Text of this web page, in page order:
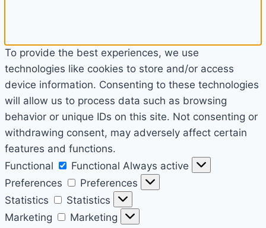
To provide the best experiences, we use
technologies like cookies to store and/or access
device information. Consenting to these technologies
will allow us to process data such as browsing
behavior or unique IDs on this site. Not consenting or
withdrawing consent, may adversely affect certain
features and functions.
Functional
Functional Always active
Preferences
Preferences
Statistics
Statistics
Marketing
Marketing